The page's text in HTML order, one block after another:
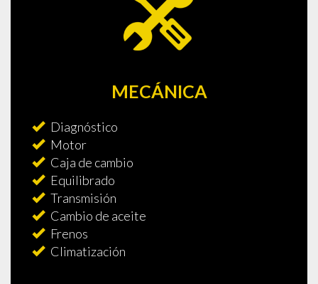
MECÁNICA
Diagnóstico
Motor
Caja de cambio
Equilibrado
Transmisión
Cambio de aceite
Frenos
Climatización